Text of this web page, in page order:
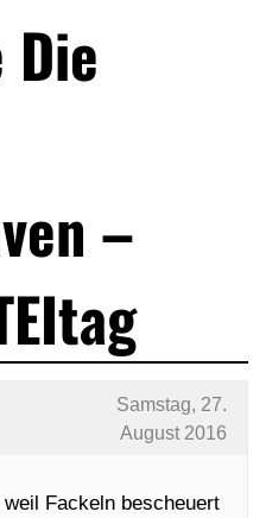
–
Samstag, 27.
August 2016
Fackeln bescheuert